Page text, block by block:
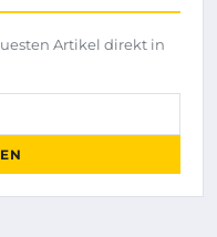
Artikel direkt in